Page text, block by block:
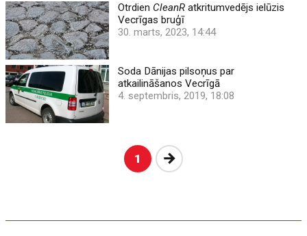
Otrdien CleanR atkritumvedējs ielūzis
Vecrīgas bruģī
30. marts, 2023, 14:44
Soda Dānijas pilsoņus par
atkailināšanos Vecrīgā
4. septembris, 2019, 18:08
1 Nākošā